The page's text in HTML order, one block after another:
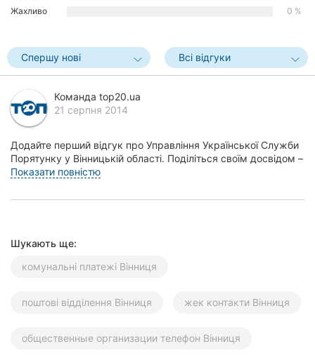
Львів
Ріг
Херсон
Полтава
Чернігів
Черкаси
Суми
Франківськ
Луцьк
Жахливо
0 %
Спершу нові Всі відгуки
Команда top20.ua
21 серпня 2014
Додайте перший відгук про Управління Української Служби
Порятунку у Вінницькій області. Поділіться своїм досвідом –
що Вам сподобалось, а що ні! Це до...
Показати повністю
Шукають ще:
комунальні платежі Вінниця
поштові відділення Вінниця жек контакти Вінниця
общественные организации телефон Вінниця